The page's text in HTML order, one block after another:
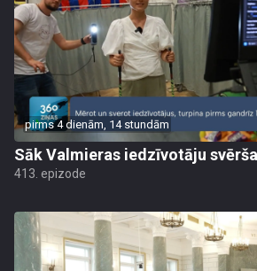
pirms 4 dienām, 14 stundām
Sāk Valmieras iedzīvotāju
413. epizode